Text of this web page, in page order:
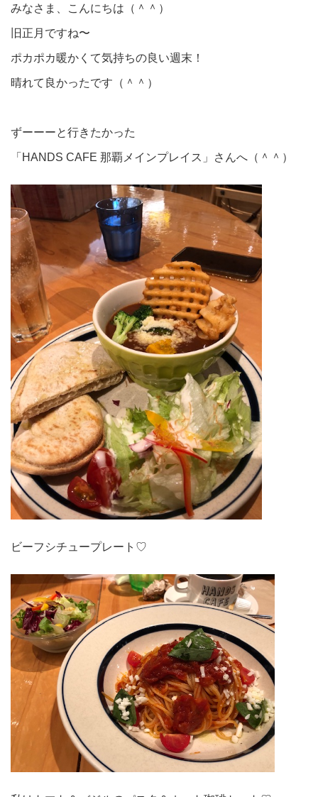
みなさま、こんにちは（＾＾）
旧正月ですね〜
ポカポカ暖かくて気持ちの良い週末！
晴れて良かったです（＾＾）
ずーーーと行きたかった
「HANDS CAFE 那覇メインプレイス」さんへ（＾＾）
ビーフシチュープレート♡